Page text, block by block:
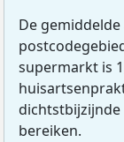
De
supermarkt is
dichtstbijzijnde
bereiken.